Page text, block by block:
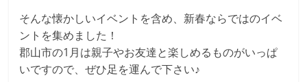
そんな懐かしいイベントを含め、新春ならではのイベ
ントを集めました！
郡山市の1月は親子やお友達と楽しめるものがいっぱ
いですので、ぜひ足を運んで下さい♪